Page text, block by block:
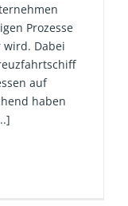
Prozesse
Dabei
auf
haben